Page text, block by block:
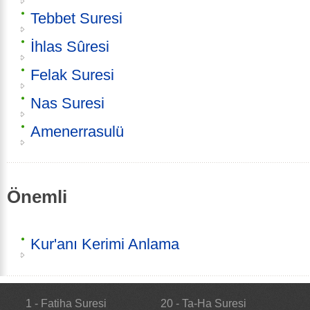
Tebbet Suresi
İhlas Sûresi
Felak Suresi
Nas Suresi
Amenerrasulü
Önemli
Kur'anı Kerimi Anlama
1 - Fatiha Suresi
20 - Ta-Ha Suresi